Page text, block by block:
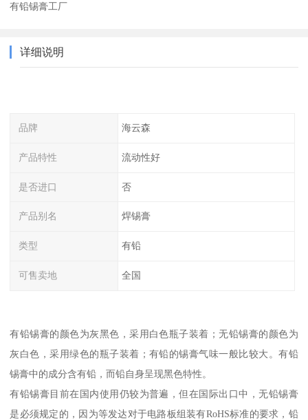
有铅锡膏工厂
详细说明
品牌 海云森
产品特性 流动性好
是否进口 否
产品别名 焊锡膏
类型 有铅
可售卖地 全国
有铅锡膏的颜色为灰黑色，采用白色瓶子装着；无铅锡膏的颜色为
灰白色，采用绿色的瓶子装着；有铅的锡膏气味一般比较大。有铅
锡膏中的成分含有铅，而铅自身呈现黑色特性。
有铅锡膏目前在国内使用仍较为普遍，但在国际出口中，无铅锡膏
是必须规定的，因为等发达对于电路板组装有RoHS标准的要求，铅